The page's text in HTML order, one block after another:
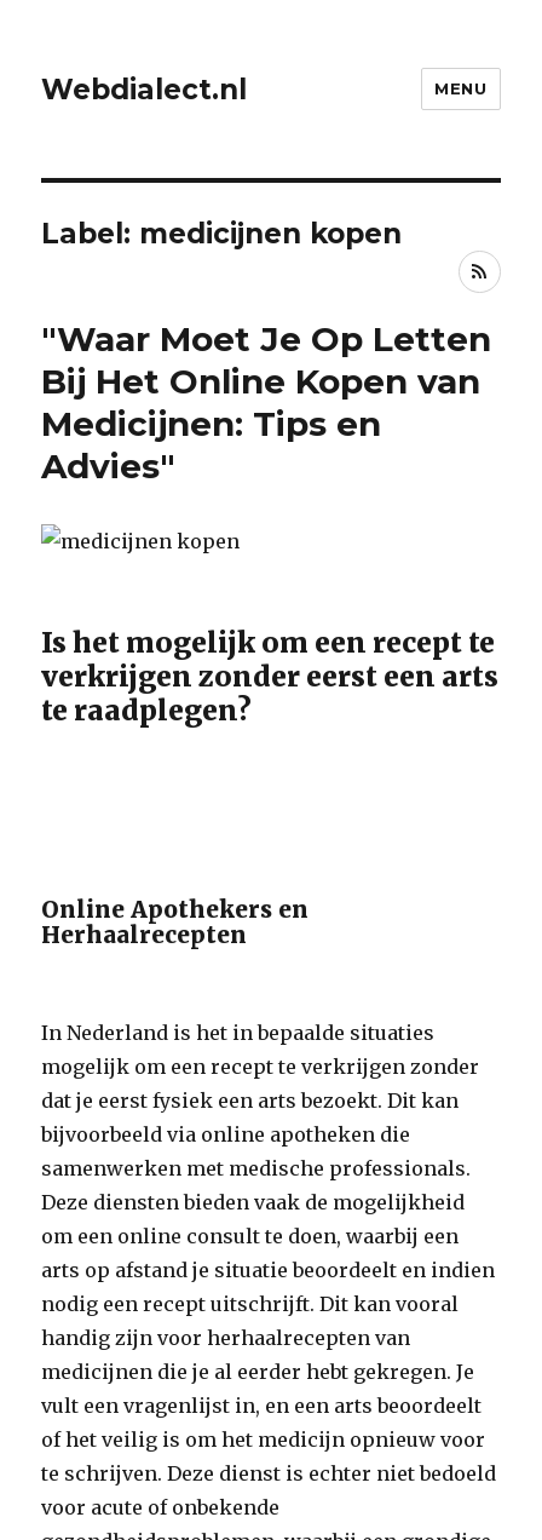
Webdialect.nl MENU
Label: medicijnen kopen
RSS
"Waar Moet Je Op Letten
Bij Het Online Kopen van
Medicijnen: Tips en
Advies"
Is het mogelijk om een recept te
verkrijgen zonder eerst een arts
te raadplegen?
Online Apothekers en
Herhaalrecepten
In Nederland is het in bepaalde situaties
mogelijk om een recept te verkrijgen zonder
dat je eerst fysiek een arts bezoekt. Dit kan
bijvoorbeeld via online apotheken die
samenwerken met medische professionals.
Deze diensten bieden vaak de mogelijkheid
om een online consult te doen, waarbij een
arts op afstand je situatie beoordeelt en indien
nodig een recept uitschrijft. Dit kan vooral
handig zijn voor herhaalrecepten van
medicijnen die je al eerder hebt gekregen. Je
vult een vragenlijst in, en een arts beoordeelt
of het veilig is om het medicijn opnieuw voor
te schrijven. Deze dienst is echter niet bedoeld
voor acute of onbekende